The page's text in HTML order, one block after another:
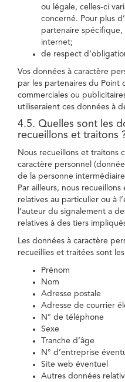
ou légale, celles-ci
concerné. Pour plus
partenaire spécifique,
internet;
de respect
Vos données à caractère
par les partenaires du Point
commerciales ou
utiliseraient ces données à
4.5. Quelles sont les
recueillons et traitons
Nous recueillons et traitons
caractère personnel
de la personne
Par ailleurs, nous
relatives au particulier ou à
l’auteur du signalement a
relatives à des tiers
Les données à caractère
recueillies et traitées sont
Prénom
Nom
Adresse postale
Adresse de courrier
N° de téléphone
Sexe
Tranche d’âge
N° d’entreprise
Site web éventuel
Autres données